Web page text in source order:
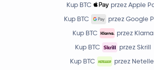
Kup BTC
przez Apple
Kup BTC
przez Google
Kup BTC
przez Klarna
Kup BTC
przez Skrill
Kup BTC
przez